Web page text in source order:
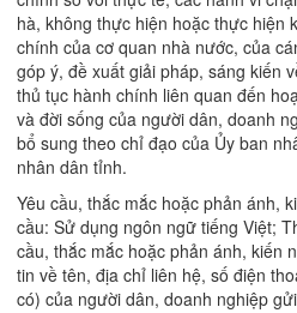
hà, không thực hiện hoặc thực hiện
chính của cơ quan nhà nước, của
góp ý, đề xuất giải pháp, sáng kiến
thủ tục hành chính liên quan đến
và đời sống của người dân, doanh
bổ sung theo chỉ đạo của Ủy ban
nhân dân tỉnh.
Yêu cầu, thắc mắc hoặc phản ánh,
cầu: Sử dụng ngôn ngữ tiếng Việt;
cầu, thắc mắc hoặc phản ánh, kiến
tin về tên, địa chỉ liên hệ, số điện
có) của người dân, doanh nghiệp